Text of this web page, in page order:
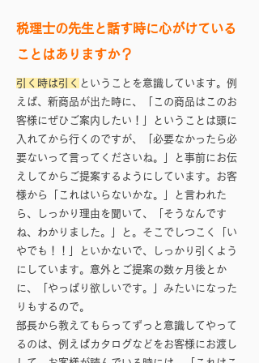
税理士の先生と話す時に心がけている
ことはありますか？
引く時は引く ということを意識しています。例
えば、新商品が出た時に、「この商品はこのお
客様にぜひご案内したい！」ということは頭に
入れてから行くのですが、「必要なかったら必
要ないって言ってくださいね。」と事前にお伝
えしてからご提案するようにしています。お客
様から「これはいらないかな。」と言われた
ら、しっかり理由を聞いて、「そうなんです
ね、わかりました。」と。そこでしつこく「い
やでも！！」といかないで、しっかり引くよう
にしています。意外とご提案の数ヶ月後とか
に、「やっぱり欲しいです。」みたいになった
りもするので。
部長から教えてもらってずっと意識してやって
るのは、例えばカタログなどをお客様にお渡し